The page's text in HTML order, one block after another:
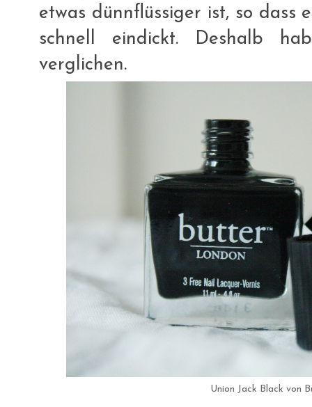
etwas dünnflüssiger ist, so dass
schnell eindickt. Deshalb
verglichen.
Union Jack Black von